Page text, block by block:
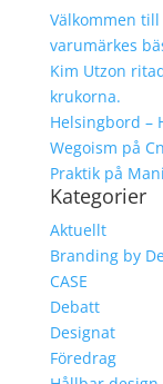
Välkommen
varumärkes
Kim Utzon
krukorna.
Helsingbord –
Wegoism på
Praktik på
Kategorier
Aktuellt
Branding by
CASE
Debatt
Designat
Föredrag